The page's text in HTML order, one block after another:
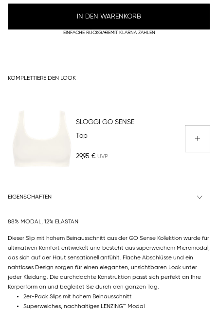
IN DEN WARENKORB
EINFACHE RÜCKGABEMIT KLARNA ZAHLEN
KOMPLETTIERE DEN LOOK
SLOGGI GO SENSE
Top
29,95 €
EIGENSCHAFTEN
88% MODAL, 12% ELASTAN
Dieser Slip mit hohem Beinausschnitt aus der GO Sense Kollektion wurde für
ultimativen Komfort entwickelt und besteht aus superweichem Micromodal,
das sich auf der Haut sensationell anfühlt. Flache Abschlüsse und ein
nahtloses Design sorgen für einen eleganten, unsichtbaren Look unter
jeder Kleidung. Die durchdachte Konstruktion passt sich perfekt an Ihre
Körperform an und begleitet Sie durch den ganzen Tag.
2er-Pack Slips mit hohem Beinausschnitt
Superweiches, nachhaltiges LENZING™ Modal